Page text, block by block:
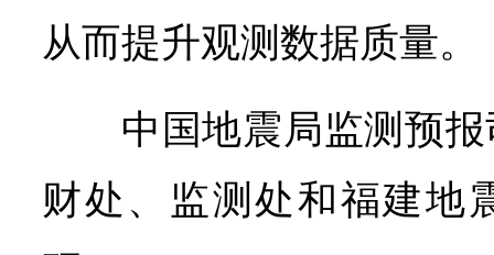
从而提升观测数据质量。
中国地震局监测预
财处、监测处和福建地